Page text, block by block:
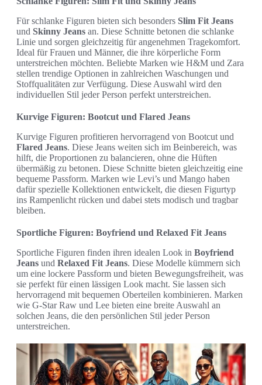
Für schlanke Figuren bieten sich besonders Slim Fit Jeans
und Skinny Jeans an. Diese Schnitte betonen die schlanke
Linie und sorgen gleichzeitig für angenehmen Tragekomfort.
Ideal für Frauen und Männer, die ihre körperliche Form
unterstreichen möchten. Beliebte Marken wie H&M und Zara
stellen trendige Optionen in zahlreichen Waschungen und
Stoffqualitäten zur Verfügung. Diese Auswahl wird den
individuellen Stil jeder Person perfekt unterstreichen.
Kurvige Figuren: Bootcut und Flared Jeans
Kurvige Figuren profitieren hervorragend von Bootcut und
Flared Jeans. Diese Jeans weiten sich im Beinbereich, was
hilft, die Proportionen zu balancieren, ohne die Hüften
übermäßig zu betonen. Diese Schnitte bieten gleichzeitig eine
bequeme Passform. Marken wie Levi’s und Mango haben
dafür spezielle Kollektionen entwickelt, die diesen Figurtyp
ins Rampenlicht rücken und dabei stets modisch und tragbar
bleiben.
Sportliche Figuren: Boyfriend und Relaxed Fit Jeans
Sportliche Figuren finden ihren idealen Look in Boyfriend
Jeans und Relaxed Fit Jeans. Diese Modelle kümmern sich
um eine lockere Passform und bieten Bewegungsfreiheit, was
sie perfekt für einen lässigen Look macht. Sie lassen sich
hervorragend mit bequemen Oberteilen kombinieren. Marken
wie G-Star Raw und Lee bieten eine breite Auswahl an
solchen Jeans, die den persönlichen Stil jeder Person
unterstreichen.